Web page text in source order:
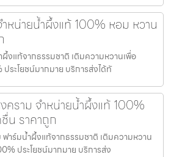
หน่ายน้ำผึ้งแท้ 100% หอม หวาน
งแท้จากธรรมชาติ เติมความหวานเพื่อ
ระโยชน์มากมาย บริการส่งได้ทั
คราม จำหน่ายน้ำผึ้งแท้ 100%
น ราคาถูก
าร์มน้ำผึ้งแท้จากธรรมชาติ เติมความหวาน
ประโยชน์มากมาย บริการส่ง